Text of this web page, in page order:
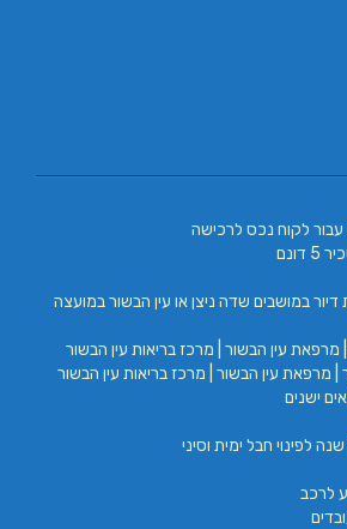
לקוח נכס לרכישה
במושבים שדה ניצן או עין הבשור במועצה
עין הבשור | מרכז בריאות עין הבשור
מרפאת עין הבשור | מרכז בריאות עין הבשור
ישנים
לרכב